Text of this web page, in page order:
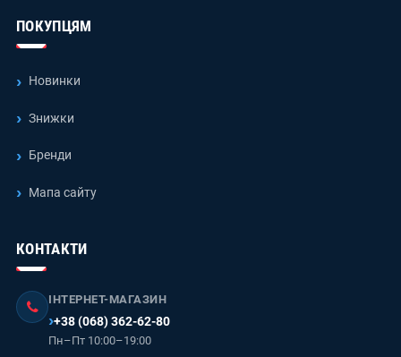
ПОКУПЦЯМ
Новинки
Знижки
Бренди
Мапа сайту
КОНТАКТИ
ІНТЕРНЕТ-МАГАЗИН
+38 (068) 362-62-80
Пн–Пт 10:00–19:00